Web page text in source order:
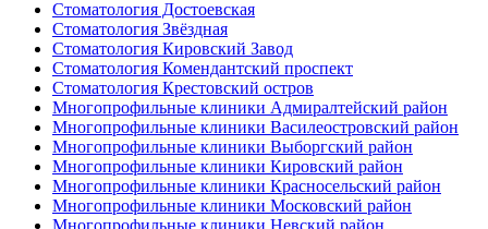
Стоматология Достоевская
Стоматология Звёздная
Стоматология Кировский Завод
Стоматология Комендантский проспект
Стоматология Крестовский остров
Многопрофильные клиники Адмиралтейский район
Многопрофильные клиники Василеостровский район
Многопрофильные клиники Выборгский район
Многопрофильные клиники Кировский район
Многопрофильные клиники Красносельский район
Многопрофильные клиники Московский район
Многопрофильные клиники Невский район